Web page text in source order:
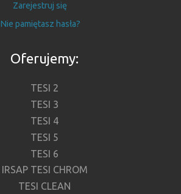
Zarejestruj się
Nie pamiętasz hasła?
Oferujemy:
TESI 2
TESI 3
TESI 4
TESI 5
TESI 6
IRSAP TESI CHROM
TESI CLEAN